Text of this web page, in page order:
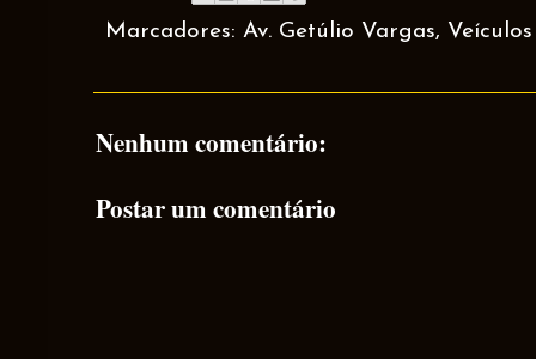
Marcadores: Av. Getúlio Vargas, Veículos
Nenhum comentário:
Postar um comentário